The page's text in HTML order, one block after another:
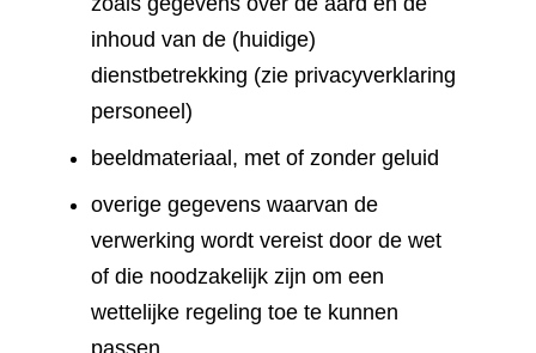
inhoud van de (huidige)
dienstbetrekking (zie privacyverklaring
personeel)
beeldmateriaal, met of zonder geluid
overige gegevens waarvan de
verwerking wordt vereist door de wet
of die noodzakelijk zijn om een
wettelijke regeling toe te kunnen
passen